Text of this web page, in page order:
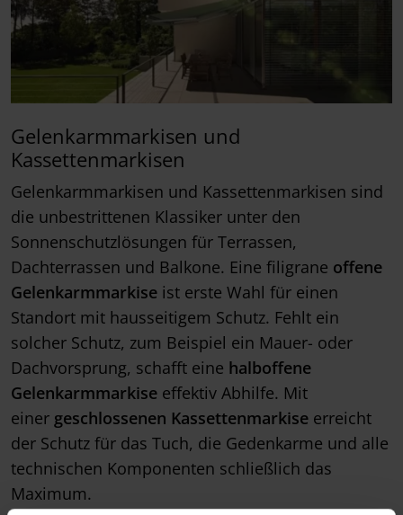
Gelenkarmmarkisen und
Kassettenmarkisen
Gelenkarmmarkisen und Kassettenmarkisen sind
die unbestrittenen Klassiker unter den
Sonnenschutzlösungen für Terrassen,
Dachterrassen und Balkone. Eine filigrane offene
Gelenkarmmarkise ist erste Wahl für einen
Standort mit hausseitigem Schutz. Fehlt ein
solcher Schutz, zum Beispiel ein Mauer- oder
Dachvorsprung, schafft eine halboffene
Gelenkarmmarkise effektiv Abhilfe. Mit
einer geschlossenen Kassettenmarkise erreicht
der Schutz für das Tuch, die Gedenkarme und alle
technischen Komponenten schließlich das
Maximum.